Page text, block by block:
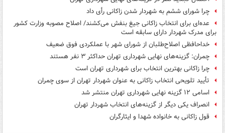
چرا شورای ششم به شهردار شدن زاکانی رأی داد
عده‌ای برای انتخاب زاکانی جیغ بنفش می‌کشند/ اصلاح مصوبه وزارت کشور
برای مدرک شهردار دارای سابقه است
خداحافظی اصلاح‌طلبان از شورای شهر با عملکردی فوق ضعیف
چمران: گزینه‌های نهایی شهرداری تهران حداکثر ۳ نفر هستند
چرا زاکانی بهترین انتخاب برای شهرداری تهران است
تأیید تلویحی انتخاب زاکانی به عنوان شهردار تهران از سوی چمران
اسامی ۱۲ گزینه نهایی شهرداری تهران منتشر شد
انصراف یکی دیگر از گزینه‌های انتخاب شهردار تهران
قول زاکانی به خانواده شهدا و ایثارگران